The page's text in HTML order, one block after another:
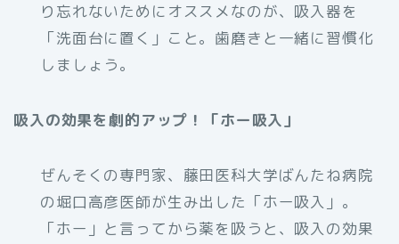
り忘れないためにオススメなのが、吸入器を
「洗面台に置く」こと。歯磨きと一緒に習慣化
しましょう。
吸入の効果を劇的アップ！「ホー吸入」
ぜんそくの専門家、藤田医科大学ばんたね病院
の堀口高彦医師が生み出した「ホー吸入」。
「ホー」と言ってから薬を吸うと、吸入の効果